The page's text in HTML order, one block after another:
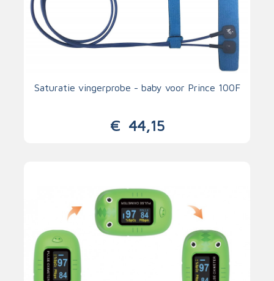
Saturatie vingerprobe - baby voor Prince 100F
€44,15